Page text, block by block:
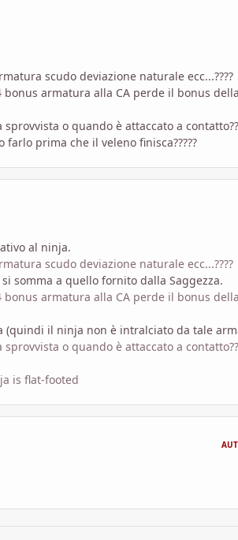
scudo deviazione naturale ecc...????
armatura alla CA perde il bonus
o quando è attaccato a
prima che il veleno finisca?????
al ninja.
scudo deviazione naturale ecc...????
somma a quello fornito dalla Saggezza.
armatura alla CA perde il bonus
il ninja non è intralciato da tale
o quando è attaccato a
is flat-footed